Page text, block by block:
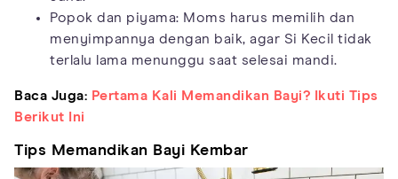
Popok dan piyama: Moms harus memilih dan
menyimpannya dengan baik, agar Si Kecil tidak
terlalu lama menunggu saat selesai mandi.
Baca Juga: Pertama Kali Memandikan Bayi? Ikuti Tips
Berikut Ini
Tips Memandikan Bayi Kembar